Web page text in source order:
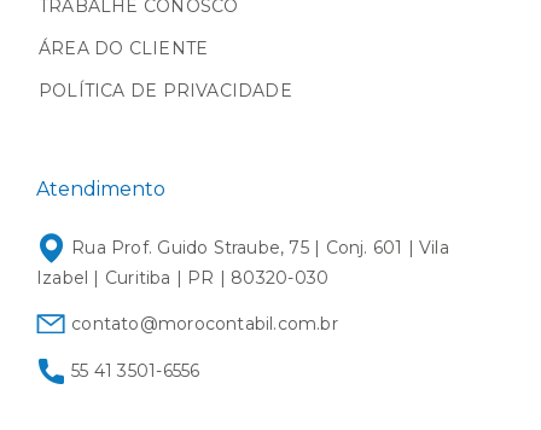
TRABALHE CONOSCO
ÁREA DO CLIENTE
POLÍTICA DE PRIVACIDADE
Atendimento
Rua Prof. Guido Straube, 75 | Conj. 601 | Vila
Izabel | Curitiba | PR | 80320-030
contato@morocontabil.com.br
55 41 3501-6556